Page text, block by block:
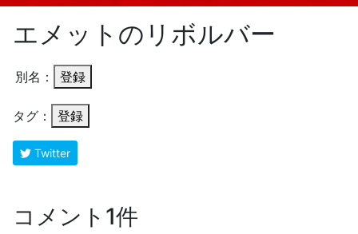
エメットのリボルバー
別名： 登録
タグ： 登録
Twitter
コメント1件